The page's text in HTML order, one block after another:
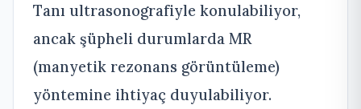
Tanı ultrasonografiyle konulabiliyor,
ancak şüpheli durumlarda MR
(manyetik rezonans görüntüleme)
yöntemine ihtiyaç duyulabiliyor.